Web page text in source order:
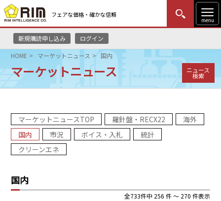
フェアな価格・確かな信頼
menu
新規購読申し込み ログイン
MENU
はじめての方
HOME
リムレポート
メソドロジー
コンサルティング
HOME マーケットニュース 国内
マーケットニュース ニュース
検索
マーケットニュースTOP 羅針盤・RECX22
海外
国内
市況 ボイス・入札
統計
クリーンエネ
国内
全733件中 256 件 ～ 270 件表示